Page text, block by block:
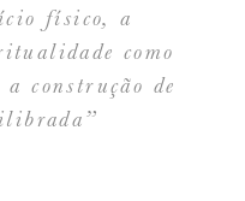
físico, a
como
a construção de